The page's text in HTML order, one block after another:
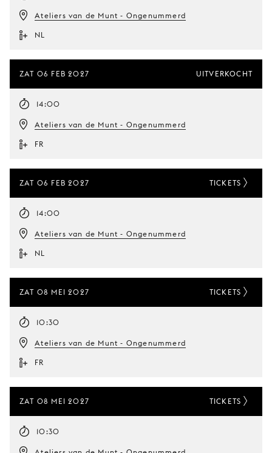
Ateliers van de Munt - Ongenummerd
NL
ZAT 06 FEB 2027
14:00
Ateliers van de Munt - Ongenummerd
FR
UITVERKOCHT
ZAT 06 FEB 2027
14:00
Ateliers van de Munt - Ongenummerd
NL
TICKETS
ZAT 08 MEI 2027
10:30
Ateliers van de Munt - Ongenummerd
FR
TICKETS
ZAT 08 MEI 2027
10:30
TICKETS